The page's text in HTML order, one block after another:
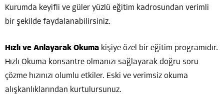
Kurumda keyifli ve güler yüzlü eğitim kadrosundan verimli
bir şekilde faydalanabilirsiniz.
Hızlı ve Anlayarak Okuma kişiye özel bir eğitim programıdır.
Hızlı Okuma konsantre olmanızı sağlayarak doğru soru
çözme hızınızı olumlu etkiler. Eski ve verimsiz okuma
alışkanlıklarından kurtulursunuz.